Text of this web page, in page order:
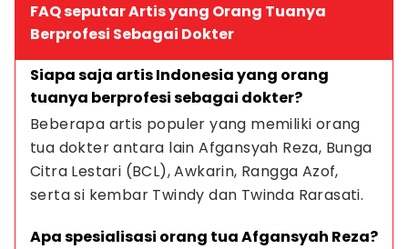
FAQ seputar Artis yang Orang Tuanya
Berprofesi Sebagai Dokter
Siapa saja artis Indonesia yang orang
tuanya berprofesi sebagai dokter?
Beberapa artis populer yang memiliki orang
tua dokter antara lain Afgansyah Reza, Bunga
Citra Lestari (BCL), Awkarin, Rangga Azof,
serta si kembar Twindy dan Twinda Rarasati.
Apa spesialisasi orang tua Afgansyah Reza?